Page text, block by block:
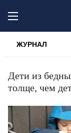
ЖУРНАЛ
Дети из
толще, чем